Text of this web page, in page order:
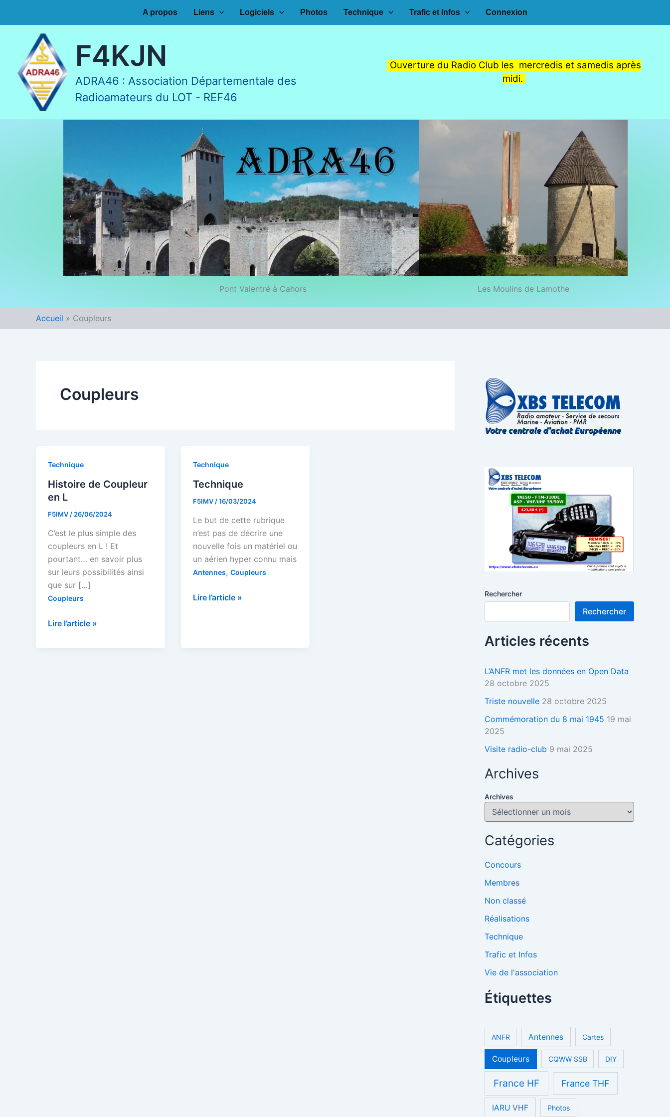
A propos Liens Logiciels Photos Technique Trafic et Infos Connexion
F4KJN
ADRA46 : Association Départementale des
Radioamateurs du LOT - REF46
Ouverture du Radio Club les mercredis et samedis après
midi.
Pont Valentré à Cahors Les Moulins de Lamothe
Accueil Coupleurs
Coupleurs
Technique
Histoire de Coupleur
en L
F5IMV/26/06/2024
C’est le plus simple des
coupleurs en L ! Et
pourtant… en savoir plus
sur leurs possibilités ainsi
que sur […]
Coupleurs
Histoire
Lire l’article »
Technique
Technique
F5IMV/16/03/2024
Le but de cette rubrique
n’est pas de décrire une
nouvelle fois un matériel ou
un aérien hyper connu mais
Antennes, Coupleurs
Technique
Lire l’article » Rechercher
Rechercher
Articles récents
L’ANFR met les données en Open Data
28 octobre 2025
Triste nouvelle 28 octobre 2025
Commémoration du 8 mai 1945 19 mai
2025
Visite radio-club 9 mai 2025
Archives
Archives
Catégories
Concours
Membres
Non classé
Réalisations
Technique
Trafic et Infos
Vie de l'association
Étiquettes
ANFR Antennes Cartes
Coupleurs CQWW SSB DIY
France HF France THF
IARU VHF Photos